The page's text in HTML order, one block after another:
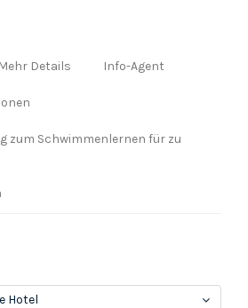
Mehr Details Info-Agent
zum Schwimmenlernen für zu
Hotel